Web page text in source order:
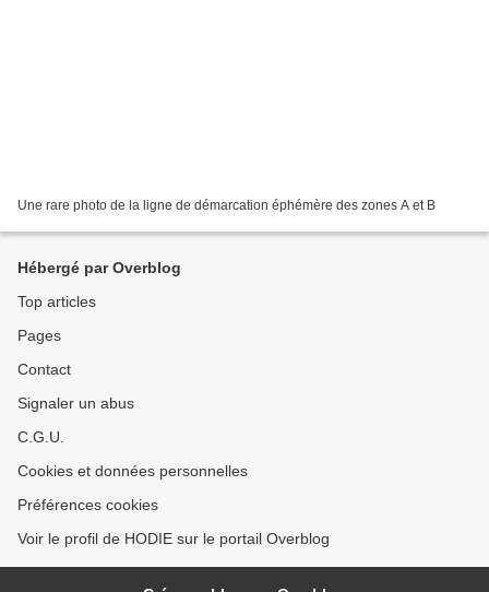
Une rare photo de la ligne de démarcation éphémère des zones A et B
Hébergé par Overblog
Top articles
Pages
Contact
Signaler un abus
C.G.U.
Cookies et données personnelles
Préférences cookies
Voir le profil de HODIE sur le portail Overblog